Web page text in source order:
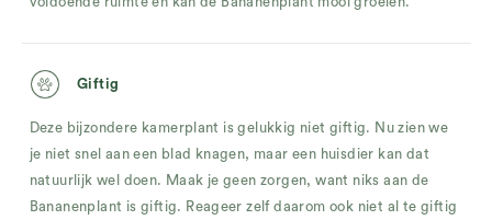
Giftig
Deze bijzondere kamerplant is gelukkig niet giftig. Nu zien we
je niet snel aan een blad knagen, maar een huisdier kan dat
natuurlijk wel doen. Maak je geen zorgen, want niks aan de
Bananenplant is giftig. Reageer zelf daarom ook niet al te giftig